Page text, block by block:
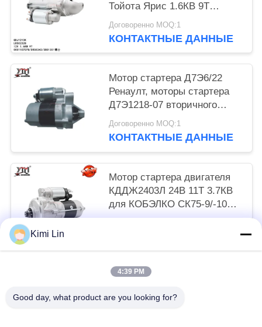
Тойота Ярис 1.6КВ 9Т
0001107078 ДРС0343
3801351
Договоренно MOQ:1
КОНТАКТНЫЕ ДАННЫЕ
Мотор стартера Д7Э6/22
Ренаулт, моторы стартера
Д7Э1218-07 вторичного
рынка 12В 8Т 0.8КВ КВ
Договоренно MOQ:1
КОНТАКТНЫЕ ДАННЫЕ
Мотор стартера двигателя
КДДЖ2403Л 24В 11Т 3.7КВ
для КОБЭЛКО СК75-9/-10
САНИ 75-9/-10/4ЛЭ2
Kimi Lin
4:39 PM
Good day, what product are you looking for?